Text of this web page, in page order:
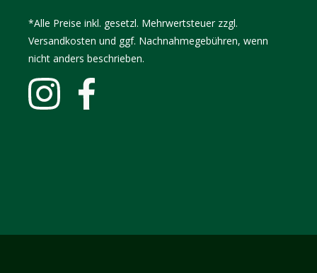
*Alle Preise inkl. gesetzl. Mehrwertsteuer zzgl.
Versandkosten und ggf. Nachnahmegebühren, wenn
nicht anders beschrieben.